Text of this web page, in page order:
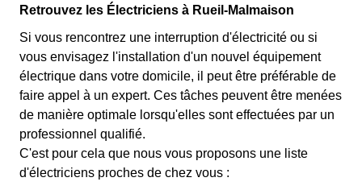
Retrouvez les Électriciens à Rueil-Malmaison
Si vous rencontrez une interruption d'électricité ou si
vous envisagez l'installation d'un nouvel équipement
électrique dans votre domicile, il peut être préférable de
faire appel à un expert. Ces tâches peuvent être menées
de manière optimale lorsqu'elles sont effectuées par un
professionnel qualifié.
C'est pour cela que nous vous proposons une liste
d'électriciens proches de chez vous :